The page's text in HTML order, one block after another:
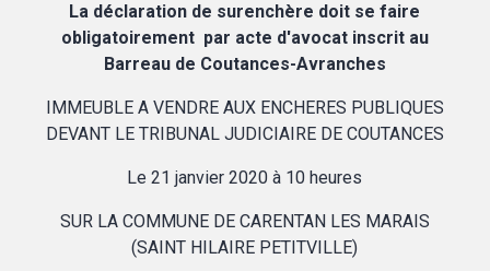
La déclaration de surenchère doit se faire
obligatoirement par acte d'avocat inscrit au
Barreau de Coutances-Avranches
IMMEUBLE A VENDRE AUX ENCHERES PUBLIQUES
DEVANT LE TRIBUNAL JUDICIAIRE DE COUTANCES
Le 21 janvier 2020 à 10 heures
SUR LA COMMUNE DE CARENTAN LES MARAIS
(SAINT HILAIRE PETITVILLE)